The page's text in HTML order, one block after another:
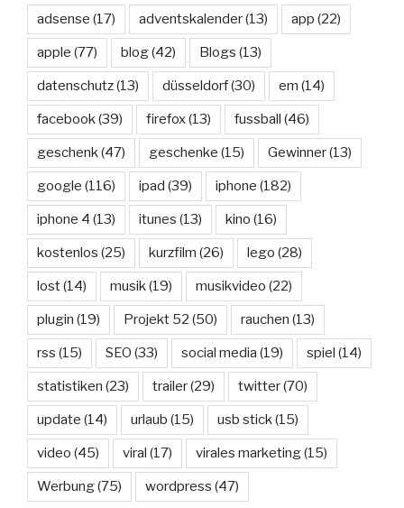
adsense (17) adventskalender(13) app (22)
apple (77) blog(42) Blogs (13)
datenschutz(13) düsseldorf(30) em (14)
facebook(39) firefox(13) fussball (46)
geschenk(47) geschenke (15) Gewinner(13)
google (116) ipad (39) iphone (182)
iphone 4 (13) itunes (13) kino (16)
kostenlos (25) kurzfilm (26) lego (28)
lost(14) musik(19) musikvideo (22)
plugin (19) Projekt 52 (50) rauchen (13)
rss (15) SEO (33) social media (19) spiel (14)
statistiken (23) trailer(29) twitter(70)
update (14) urlaub (15) usb stick(15)
video (45) viral (17) virales marketing(15)
Werbung(75) wordpress (47)